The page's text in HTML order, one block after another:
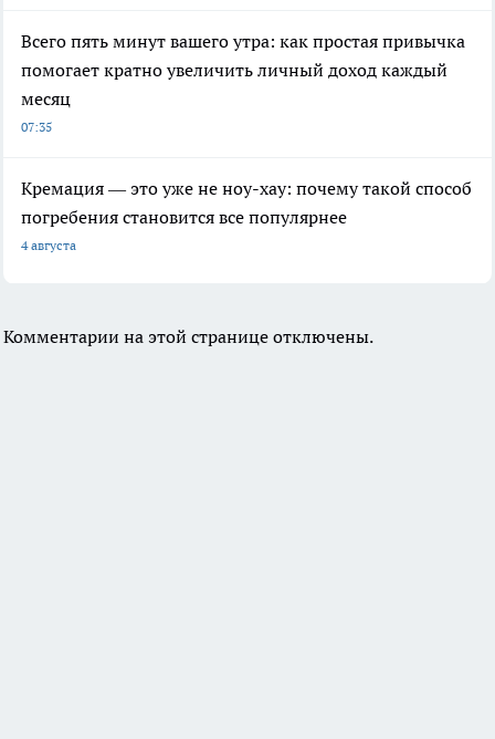
Всего пять минут вашего утра: как простая привычка
помогает кратно увеличить личный доход каждый
месяц
07:35
Кремация — это уже не ноу-хау: почему такой способ
погребения становится все популярнее
4 августа
Комментарии на этой странице отключены.